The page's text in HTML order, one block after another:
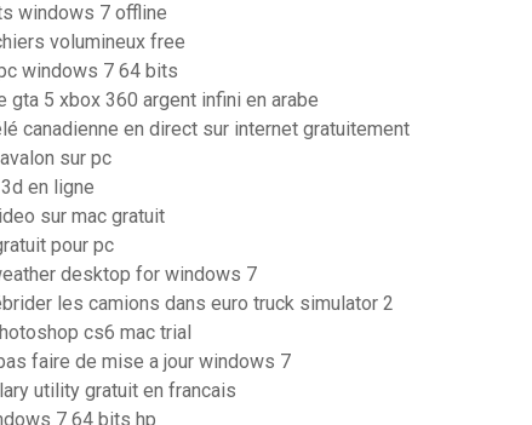
windows 7 offline
volumineux free
windows 7 64 bits
gta 5 xbox 360 argent infini en arabe
canadienne en direct sur internet gratuitement
sur pc
en ligne
sur mac gratuit
pour pc
desktop for windows 7
les camions dans euro truck simulator 2
cs6 mac trial
faire de mise a jour windows 7
utility gratuit en francais
7 64 bits hp